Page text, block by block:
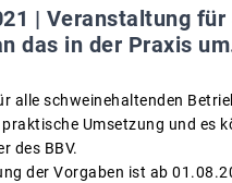
| Veranstaltung
das in der Praxis
alle schweinehaltenden
Umsetzung und es
des BBV.
der Vorgaben ist ab